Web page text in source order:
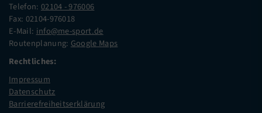
Telefon: 02104 - 976006
Fax: 02104-976018
E-Mail: info@me-sport.de
Routenplanung: Google Maps
Rechtliches:
Impressum
Datenschutz
Barrierefreiheitserklärung